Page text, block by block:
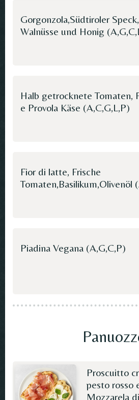
Gorgonzola,Südtiroler Speck,
Walnüsse und Honig
Halb getrocknete Tomaten,
e Provola Käse (A,C,G,L,P)
Fior di latte, Frische
Tomaten,Basilikum,Olivenöl
Piadina Vegana (A,G,C,P)
Proscuitto
pesto rosso
Mozzarela